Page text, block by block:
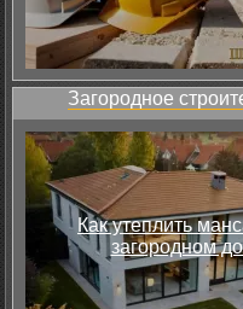
Загородное
Как утеплить
загородном